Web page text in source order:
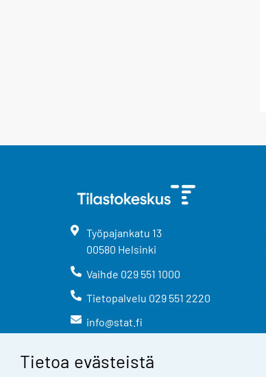
Tietoa evästeistä
Työpajankatu 13
00580 Helsinki
Vaihde 029 551 1000
Tietopalvelu 029 551 2220
info@stat.fi